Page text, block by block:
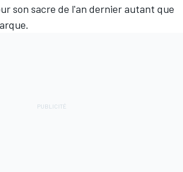
son sacre de l'an dernier autant que